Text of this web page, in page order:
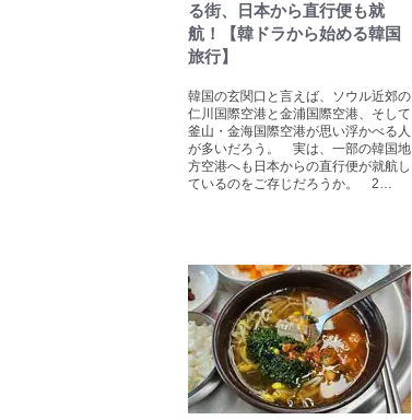
る街、日本から直行便も就
航！【韓ドラから始める韓国
旅行】
韓国の玄関口と言えば、ソウル近郊の
仁川国際空港と金浦国際空港、そして
釜山・金海国際空港が思い浮かべる人
が多いだろう。 実は、一部の韓国地
方空港へも日本からの直行便が就航し
ているのをご存じだろうか。 2…